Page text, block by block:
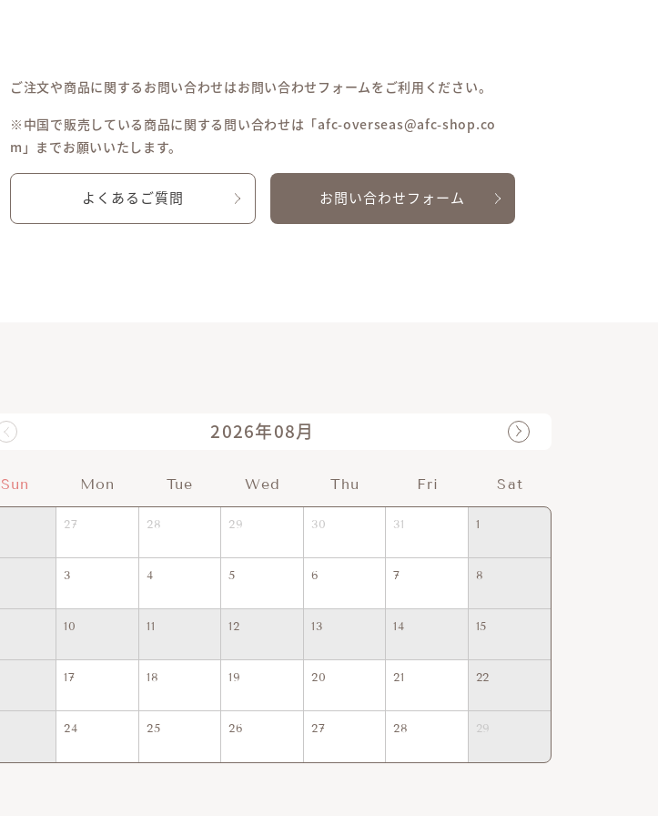
ご注文や商品に関するお問い合わせはお問い合わせフォームをご利用ください。
※中国で販売している商品に関する問い合わせは「afc-overseas@afc-shop.co
m」までお願いいたします。
よくあるご質問 お問い合わせフォーム
2026年08月
Sun Mon Tue Wed Thu Fri Sat
27 28 29 30 31 1
3 4 5 6 7 8
10 11 12 13 14 15
17 18 19 20 21 22
24 25 26 27 28 29